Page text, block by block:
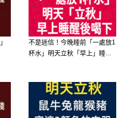
不是迷信！今晚睡前「一處放1
杯水」明天立秋「早上」睡...